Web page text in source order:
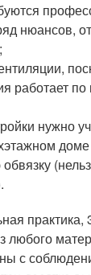
нюансов,
работает
нужно
практика,
любого
с